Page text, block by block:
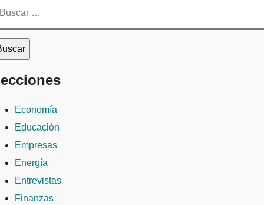
Economía
Educación
Empresas
Energía
Entrevistas
Finanzas